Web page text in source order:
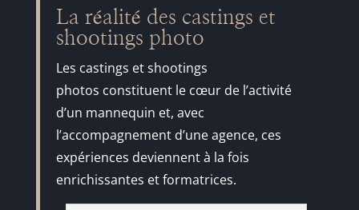
La réalité des castings et
shootings photo
Les castings et shootings
photos constituent le cœur de l’activité
d’un mannequin et, avec
l’accompagnement d’une agence, ces
expériences deviennent à la fois
enrichissantes et formatrices.